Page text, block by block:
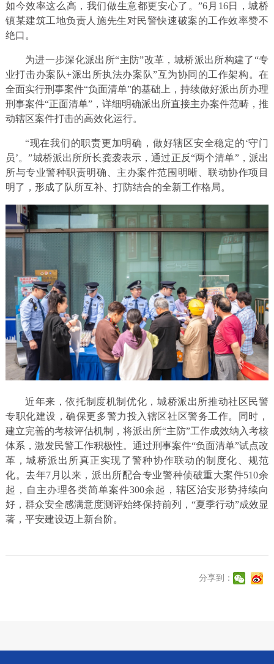
如今效率这么高，我们做生意都更安心了。”6月16日，城桥
镇某建筑工地负责人施先生对民警快速破案的工作效率赞不
绝口。
为进一步深化派出所“主防”改革，城桥派出所构建了“专
业打击办案队+派出所执法办案队”互为协同的工作架构。在
全面实行刑事案件“负面清单”的基础上，持续做好派出所办理
刑事案件“正面清单”，详细明确派出所直接主办案件范畴，推
动辖区案件打击的高效化运行。
“现在我们的职责更加明确，做好辖区安全稳定的‘守门
员’。”城桥派出所所长龚袭表示，通过正反“两个清单”，派出
所与专业警种职责明确、主办案件范围明晰、联动协作项目
明了，形成了队所互补、打防结合的全新工作格局。
近年来，依托制度机制优化，城桥派出所推动社区民警
专职化建设，确保更多警力投入辖区社区警务工作。同时，
建立完善的考核评估机制，将派出所“主防”工作成效纳入考核
体系，激发民警工作积极性。通过刑事案件“负面清单”试点改
革，城桥派出所真正实现了警种协作联动的制度化、规范
化。去年7月以来，派出所配合专业警种侦破重大案件510余
起，自主办理各类简单案件300余起，辖区治安形势持续向
好，群众安全感满意度测评始终保持前列，“夏季行动”成效显
著，平安建设迈上新台阶。
分享到：